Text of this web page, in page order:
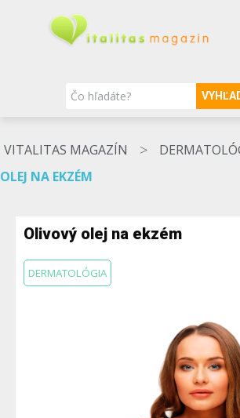
VITALITAS MAGAZÍN >
OLEJ NA EKZÉM
Olivový olej na ekzém
DERMATOLÓGIA